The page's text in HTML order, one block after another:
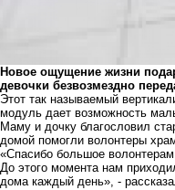
Новое ощущение жизни
девочки безвозмездно
Этот так называемый
модуль дает возможность
Маму и дочку благословил
домой помогли волонтеры
«Спасибо большое
До этого момента нам
дома каждый день», -